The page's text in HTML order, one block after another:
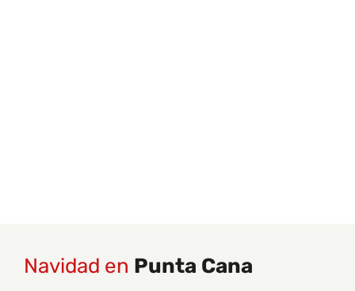
Navidad en Punta Cana